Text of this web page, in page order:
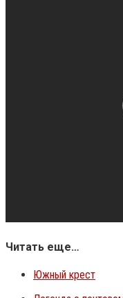
Читать еще…
Южный крест